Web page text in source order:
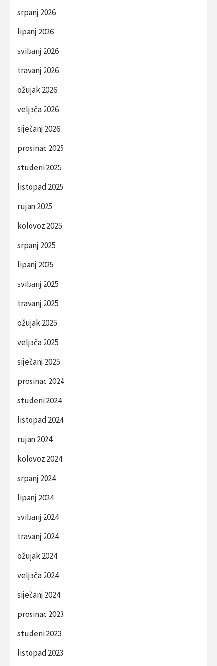
srpanj 2026
lipanj 2026
svibanj 2026
travanj 2026
ožujak 2026
veljača 2026
siječanj 2026
prosinac 2025
studeni 2025
listopad 2025
rujan 2025
kolovoz 2025
srpanj 2025
lipanj 2025
svibanj 2025
travanj 2025
ožujak 2025
veljača 2025
siječanj 2025
prosinac 2024
studeni 2024
listopad 2024
rujan 2024
kolovoz 2024
srpanj 2024
lipanj 2024
svibanj 2024
travanj 2024
ožujak 2024
veljača 2024
siječanj 2024
prosinac 2023
studeni 2023
listopad 2023